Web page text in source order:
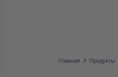
Главная Продукты